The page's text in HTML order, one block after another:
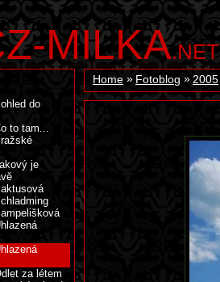
MILKA.NET
Home Fotoblog 2005
do
to tam...
je
za létem